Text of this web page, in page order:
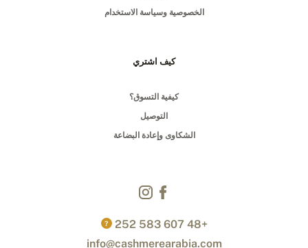
الخصوصية وسياسة الاستخدام
كيف اشتري
كيفية التسوق؟
التوصيل
الشكاوى وإعادة البضاعة
+48 607 583 252
?
info@cashmerearabia.com